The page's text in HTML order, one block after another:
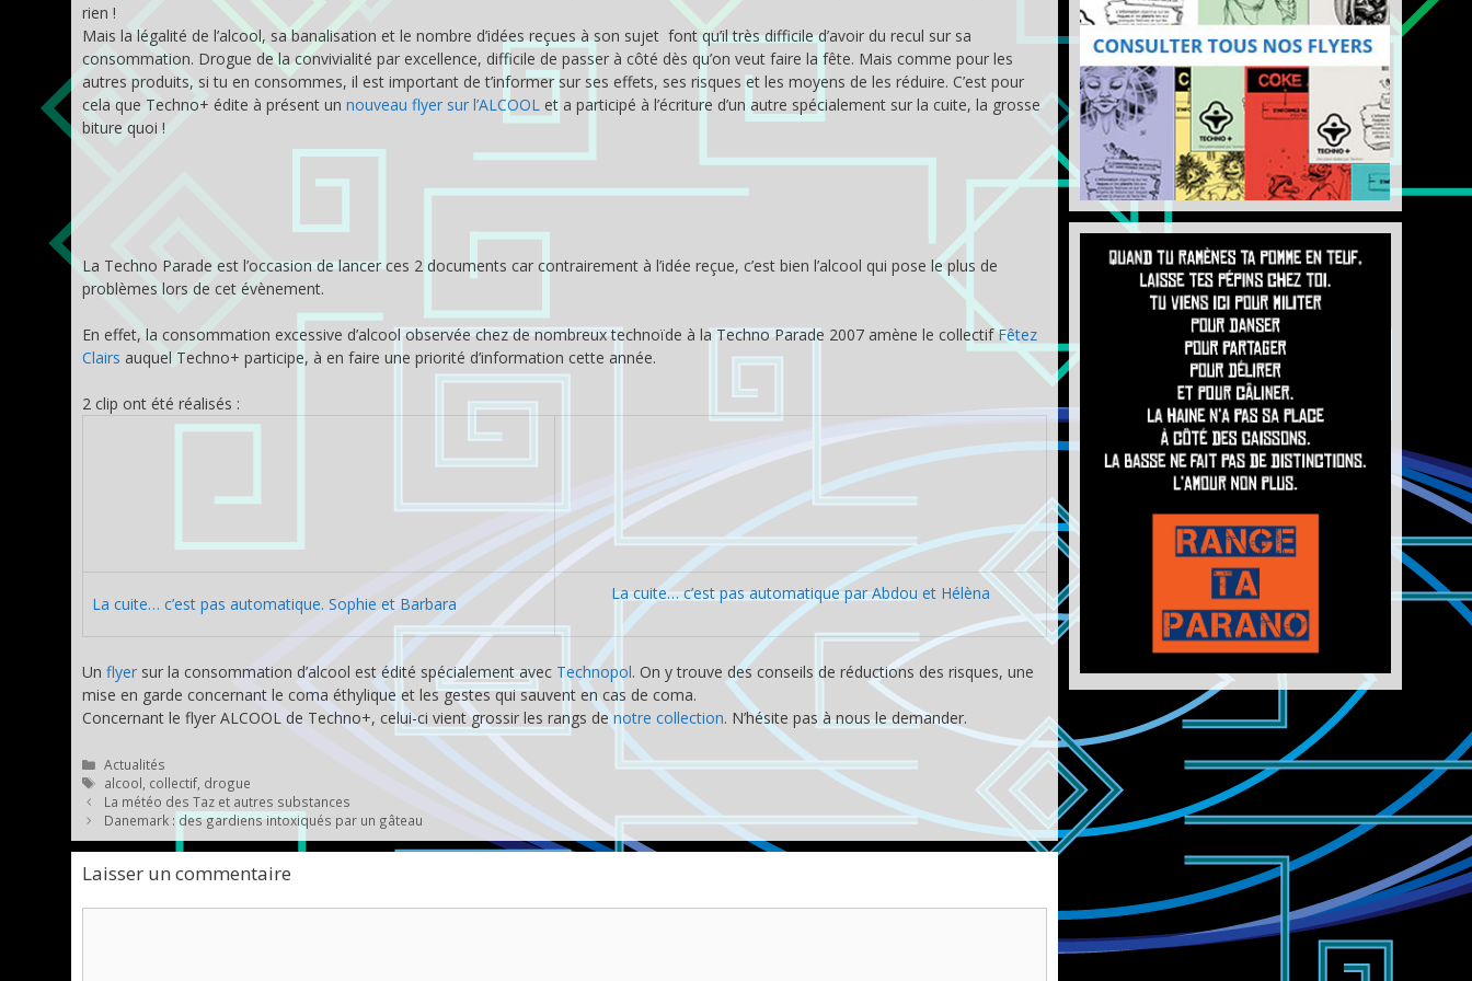
rien !
Mais la légalité de l’alcool, sa banalisation et le nombre d’idées reçues à son sujet font qu’il très difficile d’avoir du recul sur sa
consommation. Drogue de la convivialité par excellence, difficile de passer à côté dès qu’on veut faire la fête. Mais comme pour les
autres produits, si tu en consommes, il est important de t’informer sur ses effets, ses risques et les moyens de les réduire. C’est pour
cela que Techno+ édite à présent un nouveau flyer sur l’ALCOOL et a participé à l’écriture d’un autre spécialement sur la cuite, la grosse
biture quoi !
La Techno Parade est l’occasion de lancer ces 2 documents car contrairement à l’idée reçue, c’est bien l’alcool qui pose le plus de
problèmes lors de cet évènement.
En effet, la consommation excessive d’alcool observée chez de nombreux technoïde à la Techno Parade 2007 amène le collectifFêtez
Clairs auquel Techno+ participe, à en faire une priorité d’information cette année.
2 clip ont été réalisés :
La cuite… c’est pas automatique. Sophie et Barbara
La cuite… c’est pas automatique par Abdou et Hélèna
Un flyersur la consommation d’alcool est édité spécialement avec Technopol. On y trouve des conseils de réductions des risques, une
mise en garde concernant le coma éthylique et les gestes qui sauvent en cas de coma.
Concernant le flyer ALCOOL de Techno+, celui-ci vient grossir les rangs denotre collection. N’hésite pas à nous le demander.
Catégories
Actualités
Étiquettes
alcool collectif, drogue
La météo des Taz et autres substances
Danemark : des gardiens intoxiqués par un gâteau
Laisser un commentaire